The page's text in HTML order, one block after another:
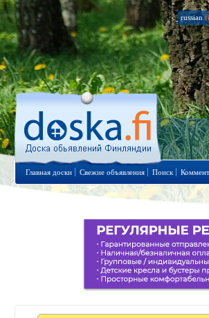
russian.fi
Главная доски Свежие объявления Поиск